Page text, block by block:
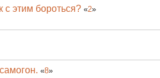
с этим бороться? «2»
«8»